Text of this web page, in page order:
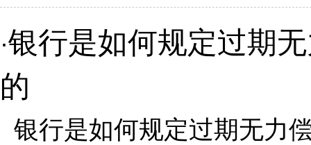
·银行是如何规定过期
的
银行是如何规定过期无力